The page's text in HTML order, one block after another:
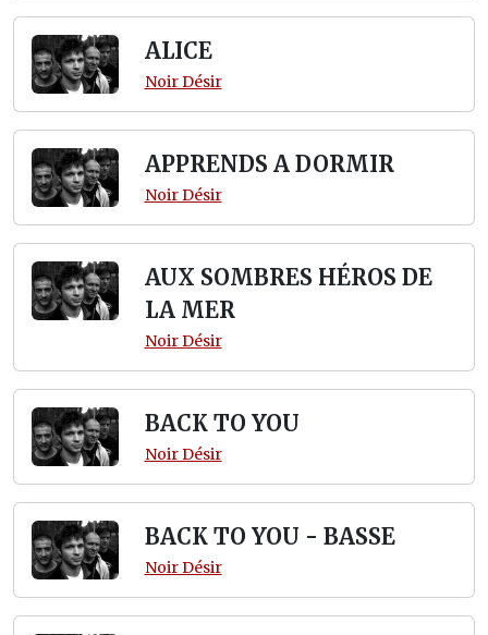
ALICE
Noir Désir
APPRENDS A DORMIR
Noir Désir
AUX SOMBRES HÉROS DE
LA MER
Noir Désir
BACK TO YOU
Noir Désir
BACK TO YOU - BASSE
Noir Désir